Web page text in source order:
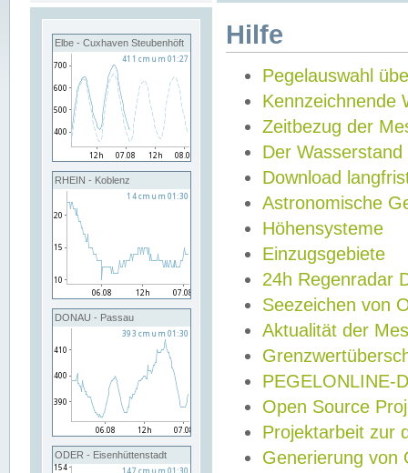
Elbe - Cuxhaven Steubenhöft
RHEIN - Koblenz
DONAU - Passau
ODER - Eisenhüttenstadt
Hilfe
Pegelauswahl
Kennzeichnende
Zeitbezug der
Der Wasserstand
Download
Astronomische
Höhensysteme
Einzugsgebiete
24h Regenradar
Seezeichen von
Aktualität der
PEGELONLINE-
Open Source
Projektarbeit zur
Generierung von